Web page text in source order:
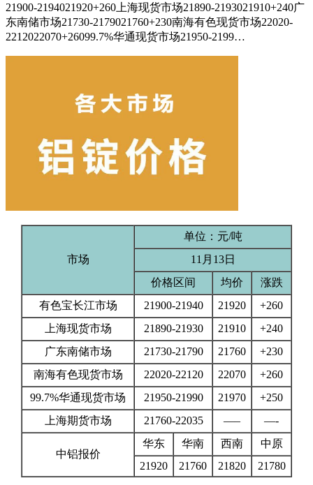
21900-2194021920+260上海现货市场21890-2193021910+240广
东南储市场21730-2179021760+230南海有色现货市场22020-
2212022070+26099.7%华通现货市场21950-2199…
市场
单位：元/吨
11月13日
价格区间
均价
涨跌
有色宝长江市场
21900-21940 21920
+260
上海现货市场
21890-21930 21910
+240
广东南储市场
21730-21790 21760
+230
南海有色现货市场
22020-22120 22070
+260
99.7%华通现货市场
21950-21990 21970
+250
上海期货市场
21760-22035 —– —-
中铝报价
华东 华南 西南
中原
21920
21760 21820 21780